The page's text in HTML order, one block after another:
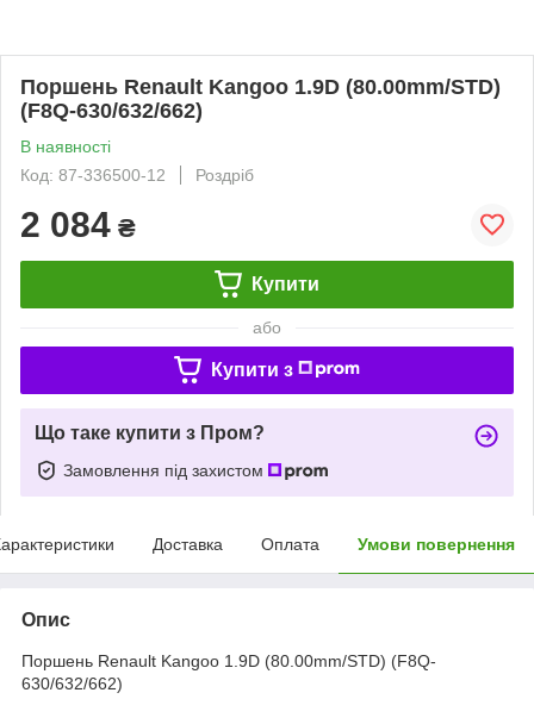
Поршень Renault Kangoo 1.9D (80.00mm/STD)
(F8Q-630/632/662)
В наявності
Код: 87-336500-12
Роздріб
2 084 ₴
Купити
або
Купити з
Що таке купити з Пром?
Замовлення під захистом
Доставка Оплата Умови повернення
Опис
Поршень Renault Kangoo 1.9D (80.00mm/STD) (F8Q-
630/632/662)